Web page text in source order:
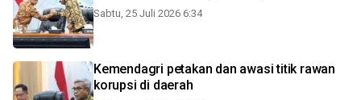
Sabtu, 25 Juli 2026 6:34
Kemendagri petakan dan awasi titik rawan
korupsi di daerah